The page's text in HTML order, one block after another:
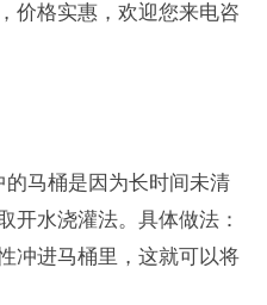
价格实惠，欢迎您来电咨
马桶是因为长时间未清
开水浇灌法。具体做法：
冲进马桶里，这就可以将